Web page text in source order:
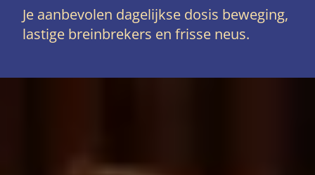
Je aanbevolen dagelijkse dosis beweging,
lastige breinbrekers en frisse neus.